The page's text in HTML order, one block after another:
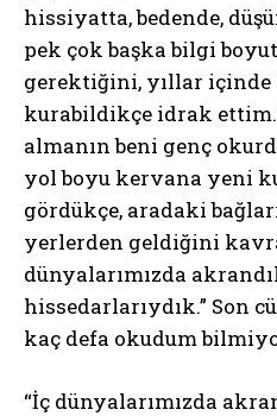
hissiyatta, bedende,
pek çok başka bilgi
gerektiğini, yıllar içinde
kurabildikçe idrak
almanın beni genç
yol boyu kervana yeni
gördükçe, aradaki
yerlerden geldiğini
dünyalarımızda
hissedarlarıydık.” Son
kaç defa okudum
“İç dünyalarımızda